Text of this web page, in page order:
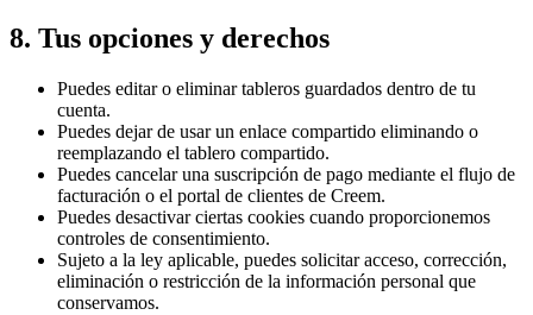
8. Tus opciones y derechos
Puedes editar o eliminar tableros guardados dentro de tu
cuenta.
Puedes dejar de usar un enlace compartido eliminando o
reemplazando el tablero compartido.
Puedes cancelar una suscripción de pago mediante el flujo de
facturación o el portal de clientes de Creem.
Puedes desactivar ciertas cookies cuando proporcionemos
controles de consentimiento.
Sujeto a la ley aplicable, puedes solicitar acceso, corrección,
eliminación o restricción de la información personal que
conservamos.